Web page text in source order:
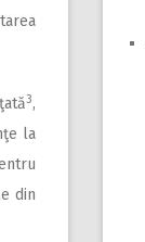
3,
la
din